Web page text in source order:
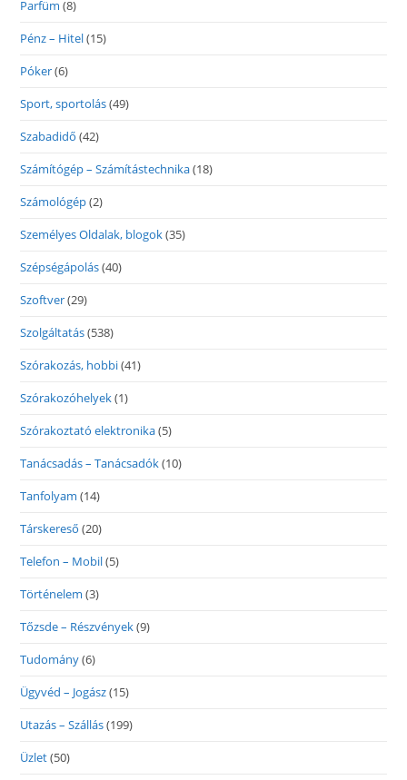
Parfüm (8)
Pénz – Hitel(15)
Póker(6)
Sport, sportolás(49)
Szabadidő (42)
Számítógép – Számítástechnika(18)
Számológép(2)
Személyes Oldalak, blogok(35)
Szépségápolás(40)
Szoftver(29)
Szolgáltatás(538)
Szórakozás, hobbi(41)
Szórakozóhelyek(1)
Szórakoztató elektronika(5)
Tanácsadás – Tanácsadók(10)
Tanfolyam (14)
Társkereső (20)
Telefon – Mobil(5)
Történelem (3)
Tőzsde – Részvények(9)
Tudomány(6)
Ügyvéd – Jogász(15)
Utazás – Szállás(199)
Üzlet(50)